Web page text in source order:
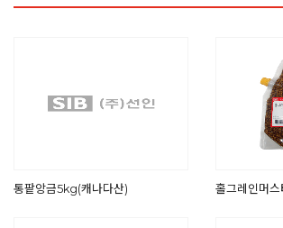
통팥앙금5kg(캐나다산) 홀그레인머